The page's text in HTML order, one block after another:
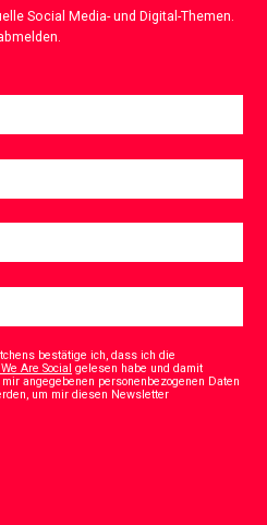
Social Media- und Digital-Themen.
bestätige ich, dass ich die
Are Social gelesen habe und damit
angegebenen personenbezogenen Daten
um mir diesen Newsletter